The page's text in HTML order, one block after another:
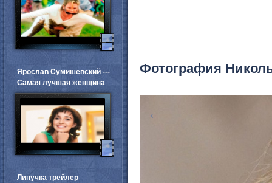
Фотография
←
Ярослав Сумишевский ---
Самая лучшая женщина
Липучка трейлер